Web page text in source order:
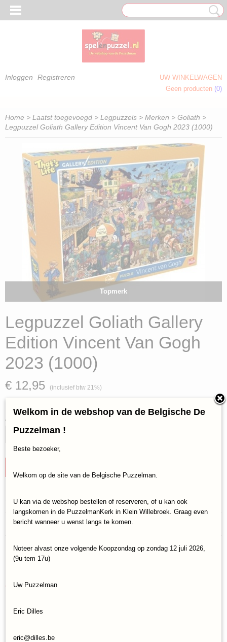
Inloggen Registreren
UW WINKELWAGEN
Geen producten (0)
Home > Laatst toegevoegd > Legpuzzels > Merken > Goliath >
Legpuzzel Goliath Gallery Edition Vincent Van Gogh 2023 (1000)
Topmerk
Legpuzzel Goliath Gallery
Edition Vincent Van Gogh
2023 (1000)
€ 12,95 (inclusief btw 21%)
Aantal
Specificaties
Productcode
8720077305861
Reacties
Ook interessant
Welkom in de webshop van de Belgische De
Puzzelman !
Beste bezoeker,
Welkom op de site van de Belgische Puzzelman.
U kan via de webshop bestellen of reserveren, of u kan ook
langskomen in de PuzzelmanKerk in Klein Willebroek. Graag even
bericht wanneer u wenst langs te komen.
Noteer alvast onze volgende Koopzondag op zondag 12 juli 2026,
(9u tem 17u)
Uw Puzzelman
Eric Dilles
eric@dilles.be